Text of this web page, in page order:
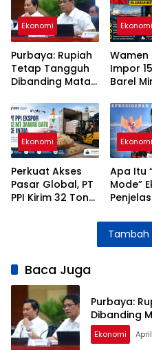
Ekonomi
Purbaya: Rupiah
Tetap Tangguh
Dibanding Mata
Lain
Ekonomi
Wamen
Impor
Barel
2026
Ekonomi
Perkuat Akses
Pasar Global, PT
PPI Kirim 32 Ton
Ekonomi
Apa Itu
Mode”
Strategi
Baca Juga
Purbaya:
Dibanding
Ekonomi